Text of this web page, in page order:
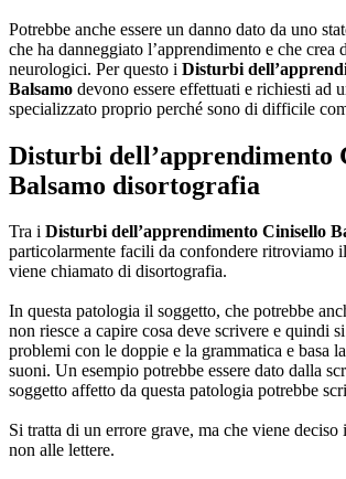
Potrebbe anche essere un danno dato da uno
che ha danneggiato l’apprendimento e che crea
neurologici. Per questo i Disturbi
Balsamo devono essere effettuati e richiesti ad
specializzato proprio perché sono di difficile
Disturbi dell’apprendimento
Balsamo disortografia
Tra i Disturbi dell’apprendimento Cinisello
particolarmente facili da confondere ritroviamo
viene chiamato di disortografia.
In questa patologia il soggetto, che potrebbe
non riesce a capire cosa deve scrivere e quindi
problemi con le doppie e la grammatica e basa
suoni. Un esempio potrebbe essere dato dalla
soggetto affetto da questa patologia potrebbe
Si tratta di un errore grave, ma che viene deciso
non alle lettere.